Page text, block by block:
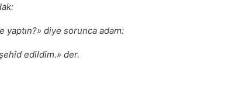
yaptın?» diye sorunca adam:
edildim.» der.